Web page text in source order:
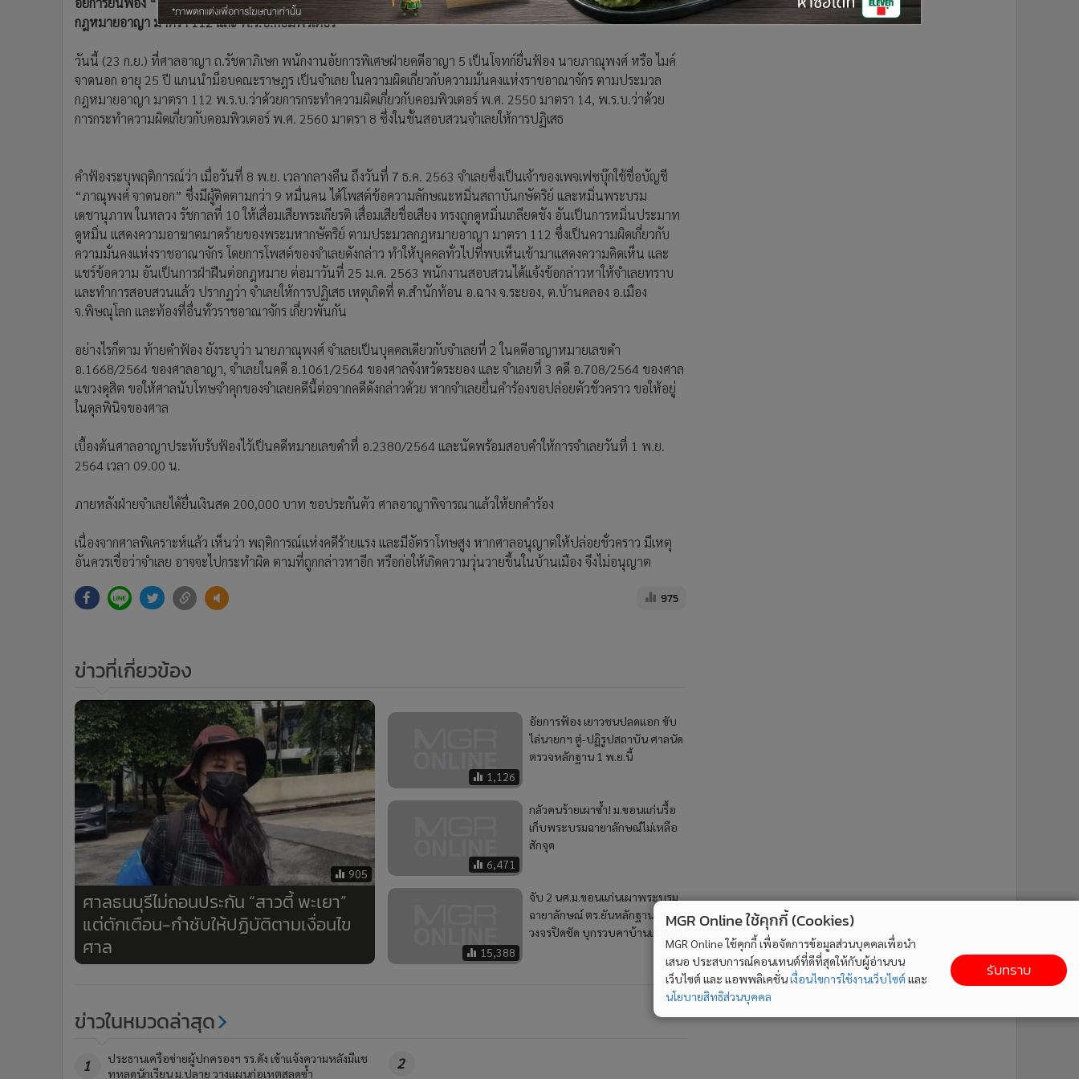
Celeb Online
กฎหมายอาญา มาตรา 112 และ พ.ร.บ.คอมพิวเตอร์
วันนี้ (23 ก.ย.) ที่ศาลอาญา ถ.รัชดาภิเษก พนักงานอัยการพิเศษฝ่ายคดีอาญา 5 เป็นโจทก์ยื่นฟ้อง นายภาณุพงศ์ หรือ ไมค์
จาดนอก อายุ 25 ปี แกนนำม็อบคณะราษฎร เป็นจำเลย ในความผิดเกี่ยวกับความมั่นคงแห่งราชอาณาจักร ตามประมวล
กฎหมายอาญา มาตรา 112 พ.ร.บ.ว่าด้วยการกระทำความผิดเกี่ยวกับคอมพิวเตอร์ พ.ศ. 2550 มาตรา 14, พ.ร.บ.ว่าด้วย
การกระทำความผิดเกี่ยวกับคอมพิวเตอร์ พ.ศ. 2560 มาตรา 8 ซึ่งในชั้นสอบสวนจำเลยให้การปฏิเสธ
คำฟ้องระบุพฤติการณ์ว่า เมื่อวันที่ 8 พ.ย. เวลากลางคืน ถึงวันที่ 7 ธ.ค. 2563 จำเลยซึ่งเป็นเจ้าของเพจเฟซบุ๊กใช้ชื่อบัญชี
“ภาณุพงศ์ จาดนอก” ซึ่งมีผู้ติดตามกว่า 9 หมื่นคน ได้โพสต์ข้อความลักษณะหมิ่นสถาบันกษัตริย์ และหมิ่นพระบรม
เดชานุภาพ ในหลวง รัชกาลที่ 10 ให้เสื่อมเสียพระเกียรติ เสื่อมเสียชื่อเสียง ทรงถูกดูหมิ่นเกลียดชัง อันเป็นการหมิ่นประมาท
ดูหมิ่น แสดงความอาฆาตมาดร้ายของพระมหากษัตริย์ ตามประมวลกฎหมายอาญา มาตรา 112 ซึ่งเป็นความผิดเกี่ยวกับ
ความมั่นคงแห่งราชอาณาจักร โดยการโพสต์ของจำเลยดังกล่าว ทำให้บุคคลทั่วไปที่พบเห็นเข้ามาแสดงความคิดเห็น และ
แชร์ข้อความ อันเป็นการฝ่าฝืนต่อกฎหมาย ต่อมาวันที่ 25 ม.ค. 2563 พนักงานสอบสวนได้แจ้งข้อกล่าวหาให้จำเลยทราบ
และทำการสอบสวนแล้ว ปรากฏว่า จำเลยให้การปฏิเสธ เหตุเกิดที่ ต.สำนักท้อน อ.ฉาง จ.ระยอง, ต.บ้านคลอง อ.เมือง
จ.พิษณุโลก และท้องที่อื่นทั่วราชอาณาจักร เกี่ยวพันกัน
อย่างไรก็ตาม ท้ายคำฟ้อง ยังระบุว่า นายภาณุพงศ์ จำเลยเป็นบุคคลเดียวกับจำเลยที่ 2 ในคดีอาญาหมายเลขดำ
อ.1668/2564 ของศาลอาญา, จำเลยในคดี อ.1061/2564 ของศาลจังหวัดระยอง และ จำเลยที่ 3 คดี อ.708/2564 ของศาล
แขวงดุสิต ขอให้ศาลนับโทษจำคุกของจำเลยคดีนี้ต่อจากคดีดังกล่าวด้วย หากจำเลยยื่นคำร้องขอปล่อยตัวชั่วคราว ขอให้อยู่
ในดุลพินิจของศาล
เบื้องต้นศาลอาญาประทับร้บฟ้องไว้เป็นคดีหมายเลขดำที่ อ.2380/2564 และนัดพร้อมสอบคำให้การจำเลยวันที่ 1 พ.ย.
2564 เวลา 09.00 น.
ภายหลังฝ่ายจำเลยได้ยื่นเงินสด 200,000 บาท ขอประกันตัว ศาลอาญาพิจารณาแล้วให้ยกคำร้อง
เนื่องจากศาลพิเคราะห์แล้ว เห็นว่า พฤติการณ์แห่งคดีร้ายแรง และมีอัตราโทษสูง หากศาลอนุญาตให้ปล่อยชั่วคราว มีเหตุ
อันควรเชื่อว่าจำเลย อาจจะไปกระทำผิด ตามที่ถูกกล่าวหาอีก หรือก่อให้เกิดความวุ่นวายขึ้นในบ้านเมือง จึงไม่อนุญาต
975
ข่าวที่เกี่ยวข้อง
905
ศาลธนบุรีไม่ถอนประกัน “สาวตี้ พะเยา”
แต่ตักเตือน-กำชับให้ปฏิบัติตามเงื่อนไข
ศาล
1,126
อัยการฟ้อง เยาวชนปลดแอก ขับ
ไล่นายกฯ ตู่-ปฏิรูปสถาบัน ศาลนัด
ตรวจหลักฐาน 1 พ.ย.นี้
6,471
กลัวคนร้ายเผาซ้ำ! ม.ขอนแก่นรื้อ
เก็บพระบรมฉายาลักษณ์ไม่เหลือ
สักจุด
15,388
จับ 2 นศ.ม.ขอนแก่นเผาพระบรม
ฉายาลักษณ์ ตร.ยันหลักฐาน
วงจรปิดชัด บุกรวบคาบ้านเมื่อเช้า
ข่าวในหมวดล่าสุด
1
ประธานเครือข่ายผู้ปกครองฯ รร.ดัง เข้าแจ้งความหลังมีแช
ทหลุดนักเรียน ม.ปลาย วางแผนก่อเหตุสลดซ้ำ
2
MGR Online ใช้คุกกี้ (Cookies)
MGR Online ใช้คุกกี้ เพื่อจัดการข้อมูลส่วนบุคคลเพื่อนำ
เสนอ ประสบการณ์คอนเทนต์ที่ดีที่สุดให้กับผู้อ่านบน
เว็บไซต์ และ แอพพลิเคชั่นเงื่อนไขการใช้งานเว็บไซต์ และ
นโยบายสิทธิส่วนบุคคล
รับทราบ